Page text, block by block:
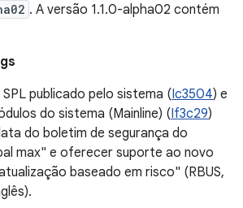
. A versão 1.1.0-alpha02 contém
publicado pelo sistema (Ic3504) e
do sistema (Mainline) (If3c29)
do boletim de segurança do
max" e oferecer suporte ao novo
baseado em risco" (RBUS,